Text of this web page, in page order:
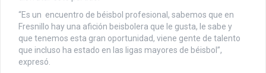
“Es un encuentro de béisbol profesional, sabemos que en
Fresnillo hay una afición beisbolera que le gusta, le sabe y
que tenemos esta gran oportunidad, viene gente de talento
que incluso ha estado en las ligas mayores de béisbol”,
expresó.